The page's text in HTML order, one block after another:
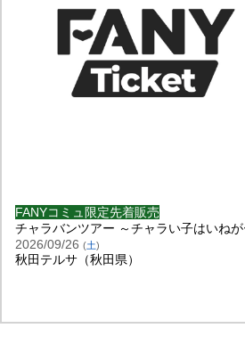
FANYコミュ限定先着販売
チャラバンツアー ～チャラい子はいねが
2026/09/26 (土)
秋田テルサ（秋田県）